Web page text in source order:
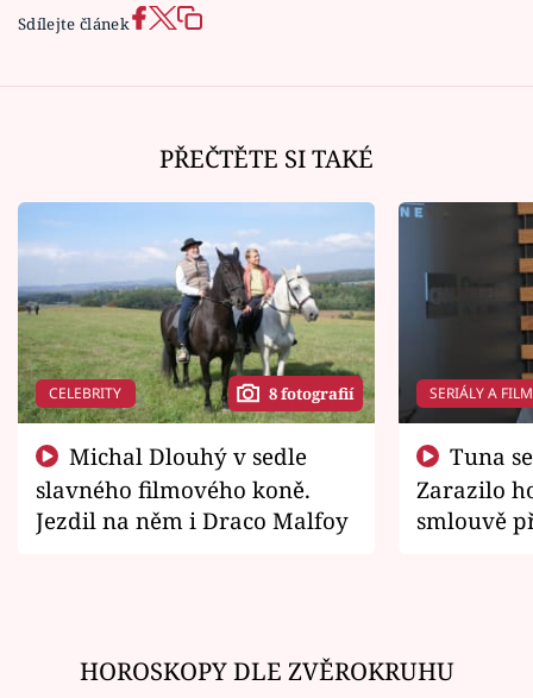
Sdílejte článek
PŘEČTĚTE SI TAKÉ
CELEBRITY 8 fotografií
slavného filmového koně.
Jezdil na něm i Draco Malfoy
SERIÁLY A
Zarazilo
smlouvě
HOROSKOPY DLE ZVĚROKRUHU